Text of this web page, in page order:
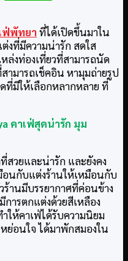
ฟ่พัทยาที่ได้เปิดขึ้นมาใน
งที่มีความน่ารัก สดใส
ล่งท่องเที่ยวที่สามารถนัด
มารถเช็คอิน หามุมถ่ายรูป
ที่มีให้เลือกหลากหลาย ที่
คาเฟ่สุดน่ารัก มุม
สวยและน่ารัก และยังคง
อนกับแต่งร้านให้เหมือนกับ
านมีบรรยากาศที่ค่อนข้าง
ารตกแต่งด้วยสีเหลือง
ให้คาเฟ่ได้รับความนิยม
ย่อนใจ ได้มาพักสมองใน